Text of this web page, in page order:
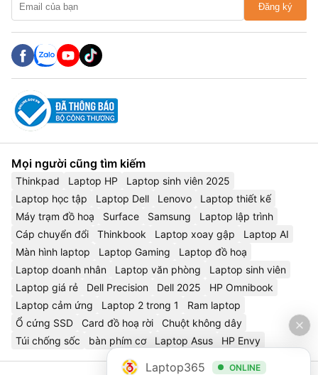
Đăng ký
Mọi người cũng tìm kiếm
Thinkpad Laptop HP
Laptop sinh viên 2025
Laptop học tập
Laptop Dell Lenovo
Laptop thiết kế
Máy trạm đồ hoạ
Surface Samsung
Laptop lập trình
Cáp chuyển đổi
Thinkbook Laptop xoay gập
Laptop AI
Màn hình laptop
Laptop Gaming
Laptop đồ hoạ
Laptop doanh nhân
Laptop văn phòng
Laptop sinh viên
Laptop giá rẻ
Dell Precision Dell 2025
HP Omnibook
Laptop cảm ứng
Laptop 2 trong 1
Ram laptop
Ổ cứng SSD
Card đồ hoạ rời
Chuột không dây
Túi chống sốc
bàn phím cơ Laptop Asus HP Envy
Laptop365 ONLINE